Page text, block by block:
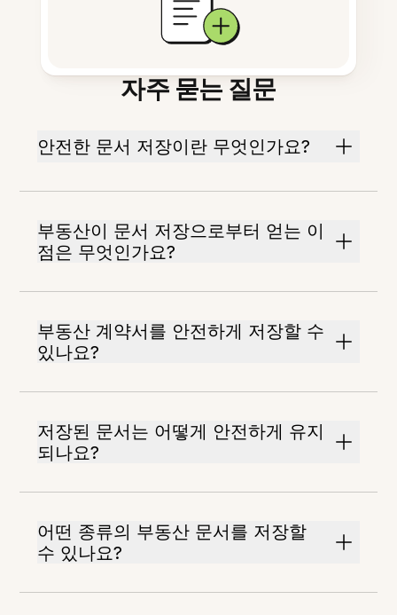
자주 묻는 질문
안전한 문서 저장이란 무엇인가요?
부동산이 문서 저장으로부터 얻는 이
점은 무엇인가요?
부동산 계약서를 안전하게 저장할 수
있나요?
저장된 문서는 어떻게 안전하게 유지
되나요?
어떤 종류의 부동산 문서를 저장할
수 있나요?